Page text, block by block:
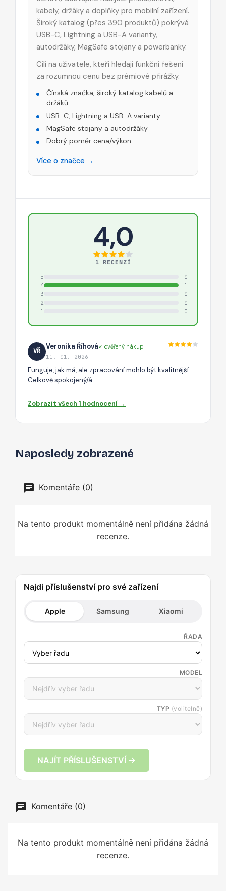
kabely, držáky a doplňky pro mobilní zařízení.
Široký katalog (přes 390 produktů) pokrývá
USB-C, Lightning a USB-A varianty,
autodržáky, MagSafe stojany a powerbanky.
Cílí na uživatele, kteří hledají funkční řešení
za rozumnou cenu bez prémiové přirážky.
Čínská značka, široký katalog kabelů a
držáků
USB-C, Lightning a USB-A varianty
MagSafe stojany a autodržáky
Dobrý poměr cena/výkon
Více o značce →
4,0
1 RECENZÍ
5
0
4
1
3
0
2
0
1
0
VŘ
Veronika Říhová✓ ověřený nákup
11. 01. 2026
Funguje, jak má, ale zpracování mohlo být kvalitnější.
Celkově spokojený/á.
Zobrazit všech 1 hodnocení →
Naposledy zobrazené
Komentáře (0)
Na tento produkt momentálně není přidána žádná
recenze.
Najdi příslušenství pro své zařízení
Apple Samsung Xiaomi
ŘADA
MODEL
TYP (volitelně)
NAJÍT PŘÍSLUŠENSTVÍ →
Komentáře (0)
Na tento produkt momentálně není přidána žádná
recenze.